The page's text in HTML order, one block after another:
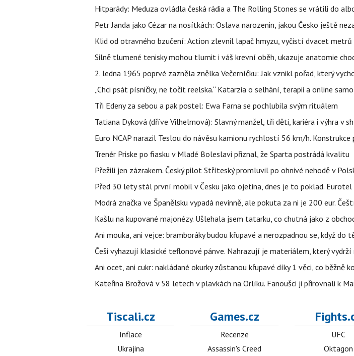
Hitparády: Meduza ovládla česká rádia a The Rolling Stones se vrátili do
Petr Janda jako Cézar na nosítkách: Oslava narozenin, jakou Česko ještě
Klid od otravného bzučení: Action zlevnil lapač hmyzu, vyčistí dvacet
Silně tlumené tenisky mohou tlumit i váš krevní oběh, ukazuje anatomie
2. ledna 1965 poprvé zazněla znělka Večerníčku: Jak vznikl pořad, který
„Chci psát písničky, ne točit reelska.“ Katarzia o selhání, terapii a online
Tři Edeny za sebou a pak postel: Ewa Farna se pochlubila svým rituálem
Tatiana Dyková (dříve Vilhelmová): Slavný manžel, tři děti, kariéra i výhra v
Euro NCAP narazil Teslou do návěsu kamionu rychlostí 56 km/h.
Trenér Priske po fiasku v Mladé Boleslavi přiznal, že Sparta postrádá kvalitu
Přežili jen zázrakem. Český pilot Stříteský promluvil po ohnivé nehodě v
Před 30 lety stál první mobil v Česku jako ojetina, dnes je to poklad.
Modrá značka ve Španělsku vypadá nevinně, ale pokuta za ni je 200 eur.
Kašlu na kupované majonézy. Ušlehala jsem tatarku, co chutná jako z
Ani mouka, ani vejce: bramboráky budou křupavé a nerozpadnou se, když do
Češi vyhazují klasické teflonové pánve. Nahrazují je materiálem, který
Ani ocet, ani cukr: nakládané okurky zůstanou křupavé díky 1 věci, co běžně
Kateřina Brožová v 58 letech v plavkách na Orlíku. Fanoušci ji přirovnali k
Tiscali.cz
Inflace
Ukrajina
Games.cz
Recenze
Assassin's Creed
UFC
Oktagon